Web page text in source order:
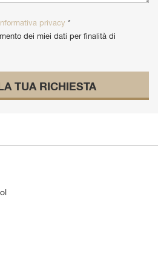
privacy *
dei miei dati per finalità di
TUA RICHIESTA